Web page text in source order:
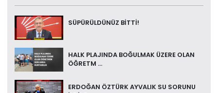
SÜPÜRÜLDÜNÜZ BİTTİ!
HALK PLAJINDA BOĞULMAK ÜZERE OLAN
ÖĞRETM ...
ERDOĞAN ÖZTÜRK AYVALIK SU SORUNU